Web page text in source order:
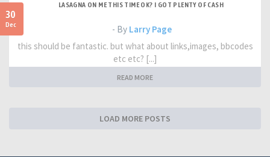
30
Dec
LASAGNA ON ME THIS TIME OK? I GOT PLENTY OF CASH
- By Larry Page
this should be fantastic. but what about links,images, bbcodes
etc etc? [...]
READ MORE
LOAD MORE POSTS